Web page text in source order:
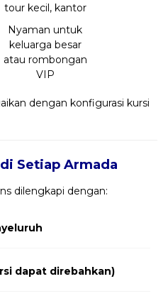
tour kecil, kantor
Nyaman untuk
keluarga besar
atau rombongan
VIP
dengan konfigurasi kursi
Setiap Armada
dilengkapi dengan:
dapat direbahkan)